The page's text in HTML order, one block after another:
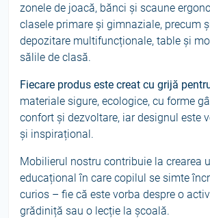
zonele de joacă, bănci și scaune
clasele primare și gimnaziale, precum
depozitare multifuncționale, table și
sălile de clasă.
Fiecare produs este creat cu grijă
materiale sigure, ecologice, cu forme
confort și dezvoltare, iar designul este
și inspirațional.
Mobilierul nostru contribuie la crearea
educațional în care copilul se simte
curios – fie că este vorba despre o
grădiniță sau o lecție la școală.